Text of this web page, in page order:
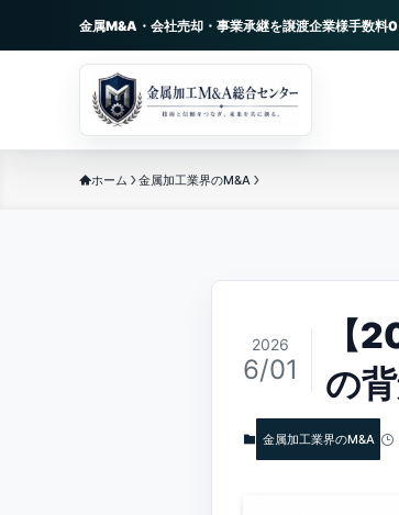
金属M&A・会社売却・事業承継を譲渡企業様手数料0
ホーム 金属加工業界のM&A
【
の
2026
6/01
金属加工業界のM&A